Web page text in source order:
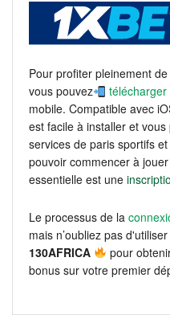
Pour profiter pleinement
vous pouvez
télécharger
mobile. Compatible avec
est facile à installer et
services de paris sportifs
pouvoir commencer à
essentielle est une
Le processus de la
mais n’oubliez pas
130AFRICA
pour
bonus sur votre premier